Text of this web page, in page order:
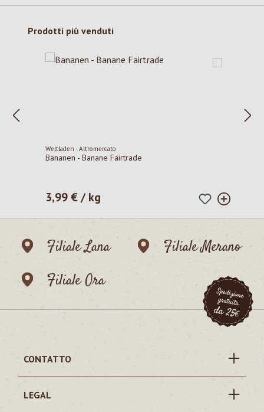
Salta la galleria dei prodotti
Prodotti più venduti
Weltladen - Altromercato
Bananen - Banane Fairtrade
Prezzo normale:
3,99 € / kg
Filiale Lana
Filiale Merano
Filiale Ora
CONTATTO
LEGAL